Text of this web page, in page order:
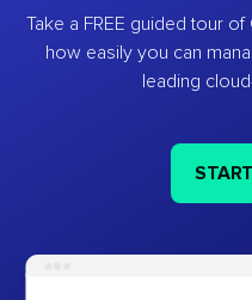
Take a FREE guided tour
how easily you can
leading